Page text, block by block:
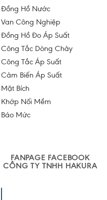
Đồng Hồ Nước
Van Công Nghiệp
Đồng Hồ Đo Áp Suất
Công Tắc Dòng Chảy
Công Tắc Áp Suất
Cảm Biến Áp Suất
Mặt Bích
Khớp Nối Mềm
Báo Mức
FANPAGE FACEBOOK
CÔNG TY TNHH HAKURA